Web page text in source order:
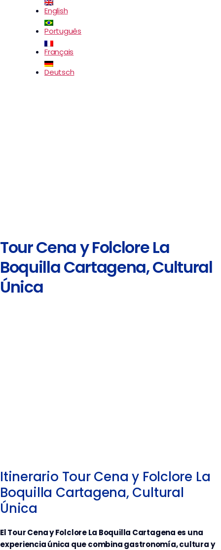
English
Português
Français
Deutsch
Tour Cena y Folclore La
Boquilla Cartagena, Cultural
Única
Itinerario Tour Cena y Folclore La
Boquilla Cartagena, Cultural
Única
El Tour Cena y Folclore La Boquilla Cartagena es una
experiencia única que combina gastronomía, cultura y